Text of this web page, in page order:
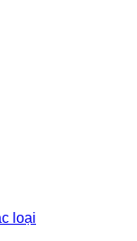
loại